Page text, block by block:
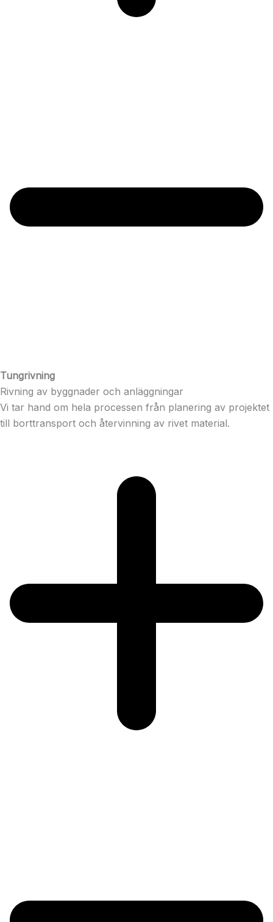
Tungrivning
Rivning av byggnader och anläggningar
Vi tar hand om hela processen från planering av projektet
till borttransport och återvinning av rivet material.